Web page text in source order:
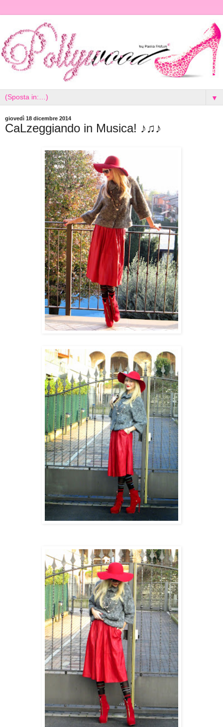
▼
giovedì 18 dicembre 2014
CaLzeggiando in Musica! ♪♫♪